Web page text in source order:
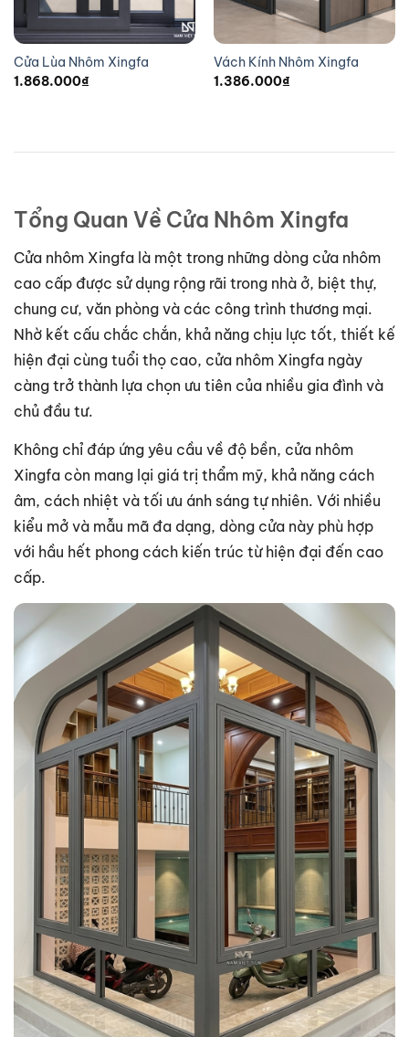
Cửa Lùa Nhôm Xingfa
1.868.000₫
Vách Kính Nhôm Xingfa
1.386.000₫
Tổng Quan Về Cửa Nhôm Xingfa
Cửa nhôm Xingfa là một trong những dòng cửa nhôm
cao cấp được sử dụng rộng rãi trong nhà ở, biệt thự,
chung cư, văn phòng và các công trình thương mại.
Nhờ kết cấu chắc chắn, khả năng chịu lực tốt, thiết kế
hiện đại cùng tuổi thọ cao, cửa nhôm Xingfa ngày
càng trở thành lựa chọn ưu tiên của nhiều gia đình và
chủ đầu tư.
Không chỉ đáp ứng yêu cầu về độ bền, cửa nhôm
Xingfa còn mang lại giá trị thẩm mỹ, khả năng cách
âm, cách nhiệt và tối ưu ánh sáng tự nhiên. Với nhiều
kiểu mở và mẫu mã đa dạng, dòng cửa này phù hợp
với hầu hết phong cách kiến trúc từ hiện đại đến cao
cấp.